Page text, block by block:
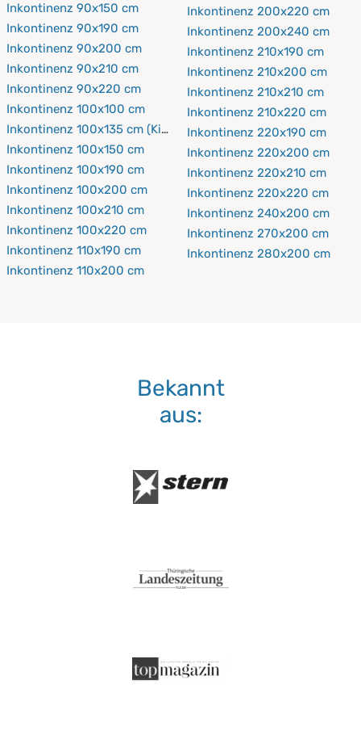
Inkontinenz 90x150 cm
Inkontinenz 90x190 cm
Inkontinenz 90x200 cm
Inkontinenz 90x210 cm
Inkontinenz 90x220 cm
Inkontinenz 100x100 cm
Inkontinenz 100x135 cm (Kinderbettdecke)
Inkontinenz 100x150 cm
Inkontinenz 100x190 cm
Inkontinenz 100x200 cm
Inkontinenz 100x210 cm
Inkontinenz 100x220 cm
Inkontinenz 110x190 cm
Inkontinenz 110x200 cm
Inkontinenz 200x220 cm
Inkontinenz 200x240 cm
Inkontinenz 210x190 cm
Inkontinenz 210x200 cm
Inkontinenz 210x210 cm
Inkontinenz 210x220 cm
Inkontinenz 220x190 cm
Inkontinenz 220x200 cm
Inkontinenz 220x210 cm
Inkontinenz 220x220 cm
Inkontinenz 240x200 cm
Inkontinenz 270x200 cm
Inkontinenz 280x200 cm
Bekannt
aus: